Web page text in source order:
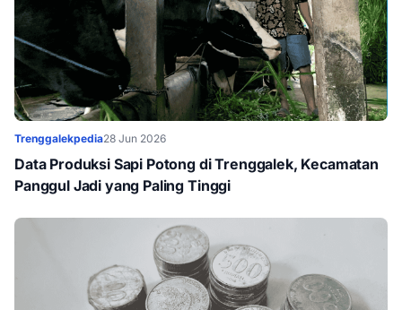
Trenggalekpedia28 Jun 2026
Data Produksi Sapi Potong di Trenggalek, Kecamatan
Panggul Jadi yang Paling Tinggi